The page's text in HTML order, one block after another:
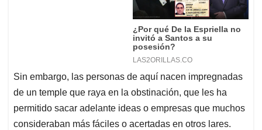
Sin embargo, las personas de aquí nacen impregnadas
de un temple que raya en la obstinación, que les ha
permitido sacar adelante ideas o empresas que muchos
consideraban más fáciles o acertadas en otros lares.